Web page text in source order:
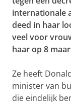
internationale
deed in haar
veel voor
haar op 8
Ze heeft
minister van
die eindelijk